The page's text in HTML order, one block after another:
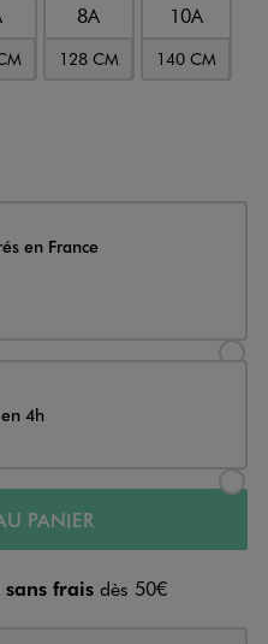
8A
128 CM
10A
140 CM
en France
4h
PANIER
sans frais dès 50€